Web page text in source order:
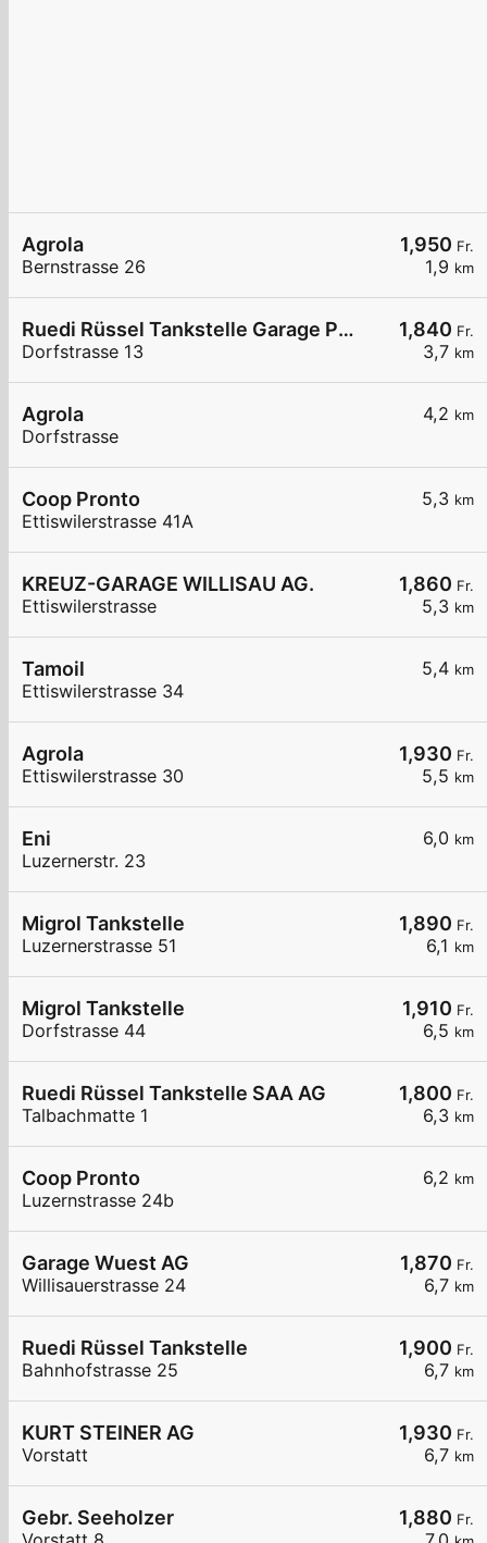
1,950 Fr.
1,9 km
Agrola
Bernstrasse 26
1,840 Fr.
3,7 km
Ruedi Rüssel Tankstelle Garage Pneuhaus Gettnau
Dorfstrasse 13
4,2 km
Agrola
Dorfstrasse
5,3 km
Coop Pronto
Ettiswilerstrasse 41A
1,860 Fr.
5,3 km
KREUZ-GARAGE WILLISAU AG.
Ettiswilerstrasse
5,4 km
Tamoil
Ettiswilerstrasse 34
1,930 Fr.
5,5 km
Agrola
Ettiswilerstrasse 30
6,0 km
Eni
Luzernerstr. 23
1,890 Fr.
6,1 km
Migrol Tankstelle
Luzernerstrasse 51
1,910 Fr.
6,5 km
Migrol Tankstelle
Dorfstrasse 44
1,800 Fr.
6,3 km
Ruedi Rüssel Tankstelle SAA AG
Talbachmatte 1
6,2 km
Coop Pronto
Luzernstrasse 24b
1,870 Fr.
6,7 km
Garage Wuest AG
Willisauerstrasse 24
1,900 Fr.
6,7 km
Ruedi Rüssel Tankstelle
Bahnhofstrasse 25
1,930 Fr.
6,7 km
KURT STEINER AG
Vorstatt
1,880 Fr.
Gebr. Seeholzer